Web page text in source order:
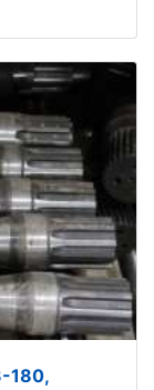
180,